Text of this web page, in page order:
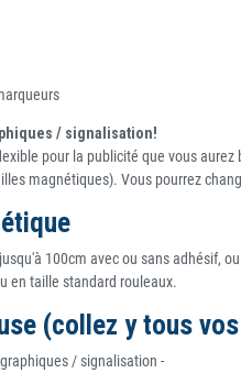
/ signalisation!
pour la publicité que vous
magnétiques). Vous pourrez
100cm avec ou sans adhésif,
en taille standard rouleaux.
(collez y tous
/ signalisation -